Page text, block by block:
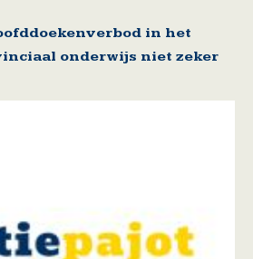
in het
onderwijs niet zeker